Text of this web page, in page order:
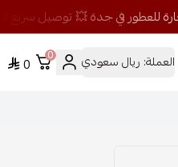
العملة: ريال سعودي 0
0